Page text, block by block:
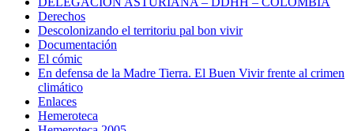
Derechos
Descolonizando el territoriu pal bon vivir
Documentación
El cómic
En defensa de la Madre Tierra. El Buen Vivir frente al crimen
climático
Enlaces
Hemeroteca